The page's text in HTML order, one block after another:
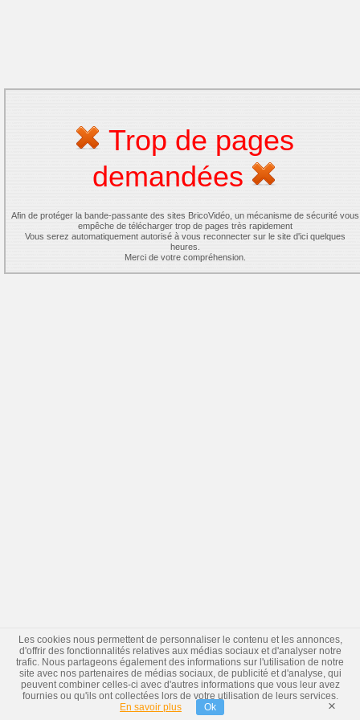
Trop de pages
demandées
Afin de protéger la bande-passante des sites BricoVidéo, un mécanisme de sécurité vous
empêche de télécharger trop de pages très rapidement
Vous serez automatiquement autorisé à vous reconnecter sur le site d'ici quelques
heures.
Merci de votre compréhension.
Les cookies nous permettent de personnaliser le contenu et les annonces,
d'offrir des fonctionnalités relatives aux médias sociaux et d'analyser notre
trafic. Nous partageons également des informations sur l'utilisation de notre
site avec nos partenaires de médias sociaux, de publicité et d'analyse, qui
peuvent combiner celles-ci avec d'autres informations que vous leur avez
fournies ou qu'ils ont collectées lors de votre utilisation de leurs services.
En savoir plus
Ok ×